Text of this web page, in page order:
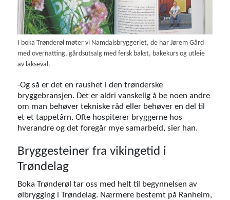
I boka Trønderøl møter vi Namdalsbryggeriet, de har Jørem Gård
med overnatting, gårdsutsalg med fersk bakst, bakekurs og utleie
av lakseval.
-Og så er det en raushet i den trønderske
bryggebransjen. Det er aldri vanskelig å be noen andre
om man behøver tekniske råd eller behøver en del til
et et tappetårn. Ofte hospiterer bryggerne hos
hverandre og det foregår mye samarbeid, sier han.
Bryggesteiner fra vikingetid i
Trøndelag
Boka Trønderøl tar oss med helt til begynnelsen av
ølbrygging i Trøndelag. Nærmere bestemt på Ranheim,